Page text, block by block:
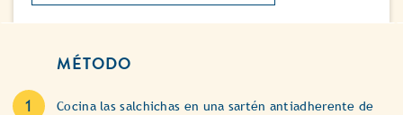
MÉTODO
Cocina las salchichas en una sartén antiadherente de